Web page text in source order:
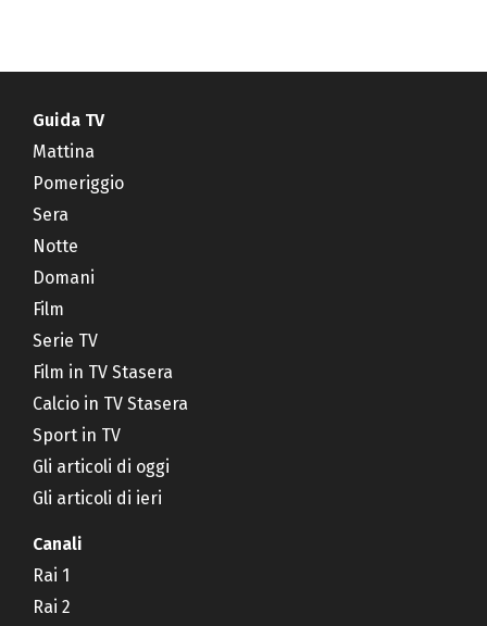
Guida TV
Mattina
Pomeriggio
Sera
Notte
Domani
Film
Serie TV
Film in TV Stasera
Calcio in TV Stasera
Sport in TV
Gli articoli di oggi
Gli articoli di ieri
Canali
Rai 1
Rai 2